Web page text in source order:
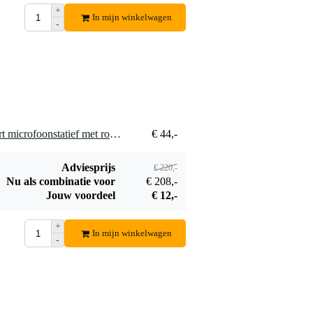
meterBestel mee
+
-
In mijn winkelwagen
5 x Gravity MS 2222 B kort microfoonstatief met ronde basis € 44,-
Adviesprijs € 220,-
Nu als combinatie voor
€ 208,-
Jouw voordeel
€ 12,-
+
-
In mijn winkelwagen